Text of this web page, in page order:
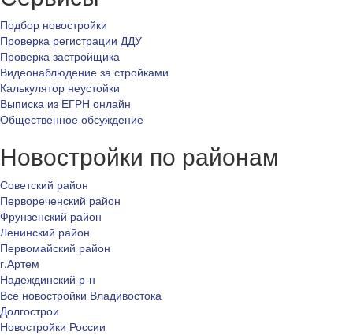
Подбор новостройки
Проверка регистрации ДДУ
Проверка застройщика
Видеонаблюдение за стройками
Калькулятор неустойки
Выписка из ЕГРН онлайн
Общественное обсуждение
Новостройки по районам
Советский район
Первореченский район
Фрунзенский район
Ленинский район
Первомайский район
г.Артем
Надеждинский р-н
Все новостройки Владивостока
Долгострои
Новостройки России